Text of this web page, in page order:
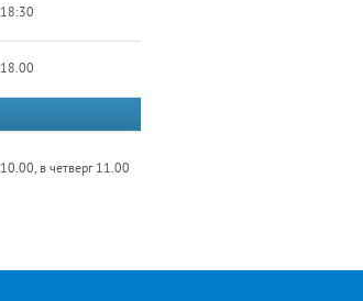
18:30
18.00
10.00, в четверг 11.00